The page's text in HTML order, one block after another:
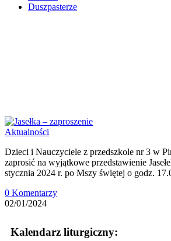
Duszpasterze
Aktualności
Dzieci i Nauczyciele z przedszkole nr 3 w
zaprosić na wyjątkowe przedstawienie
stycznia 2024 r. po Mszy świętej o godz.
0 Komentarzy
02/01/2024
Kalendarz liturgiczny: